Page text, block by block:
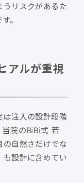
リスクがあるた
。
アルが重視
は注入の設計段階
当院のBiBi式 若
自然さだけでな
も設計に含めてい